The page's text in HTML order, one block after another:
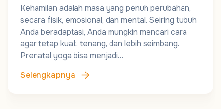
Kehamilan adalah masa yang penuh perubahan,
secara fisik, emosional, dan mental. Seiring tubuh
Anda beradaptasi, Anda mungkin mencari cara
agar tetap kuat, tenang, dan lebih seimbang.
Prenatal yoga bisa menjadi…
Selengkapnya